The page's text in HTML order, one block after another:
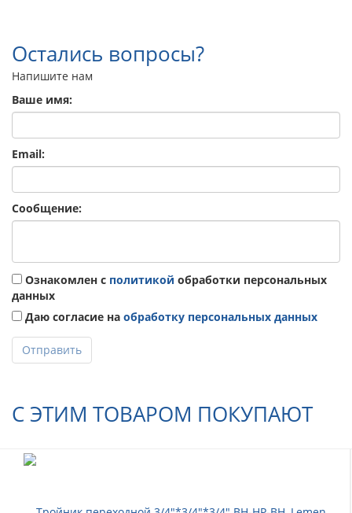
Остались вопросы?
Напишите нам
Ваше имя:
Email:
Сообщение:
Ознакомлен с политикой обработки персональных
данных
Даю согласие на обработку персональных данных
Отправить
С ЭТИМ ТОВАРОМ ПОКУПАЮТ